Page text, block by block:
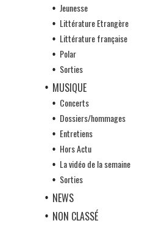
Jeunesse
Littérature Etrangère
Littérature française
Polar
Sorties
MUSIQUE
Concerts
Dossiers/hommages
Entretiens
Hors Actu
La vidéo de la semaine
Sorties
NEWS
NON CLASSÉ